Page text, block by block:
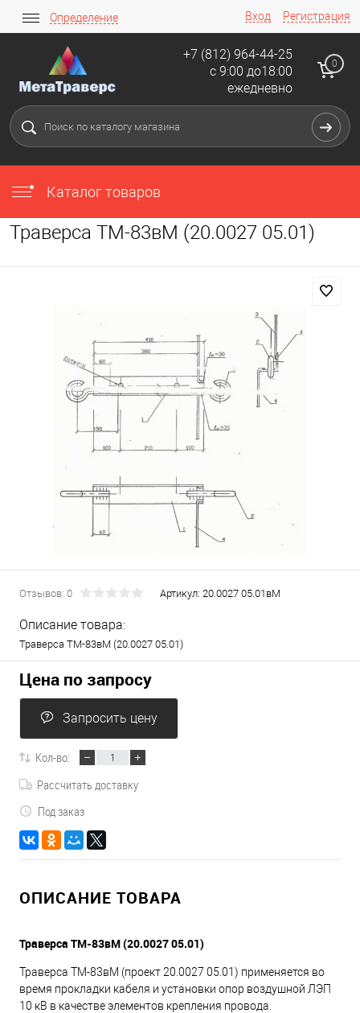
Вход Регистрация
Определение
+7 (812) 964-44-25
с 9:00 до18:00
ежедневно
0
Каталог товаров
Траверса ТМ-83вМ (20.0027 05.01)
Отзывов: 0 Артикул: 20.0027 05.01вМ
Описание товара:
Траверса ТМ-83вМ (20.0027 05.01)
Цена по запросу
Запросить цену
Кол-во:
Рассчитать доставку
Под заказ
ОПИСАНИЕ ТОВАРА
Траверса ТМ-83вМ (20.0027 05.01)
Траверса ТМ-83вМ (проект 20.0027 05.01) применяется во
время прокладки кабеля и установки опор воздушной ЛЭП
10 кВ в качестве элементов крепления провода.